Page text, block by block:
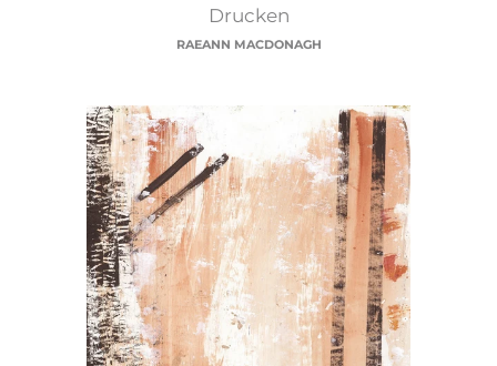
Drucken
RAEANN MACDONAGH